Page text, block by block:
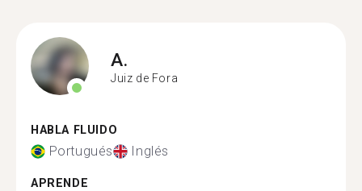
A.
Juiz de Fora
HABLA FLUIDO
Portugués Inglés
APRENDE